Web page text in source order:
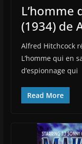
L’homme
(1934) de
Alfred Hitchcock
L’homme qui en
d’espionnage qui
Read More